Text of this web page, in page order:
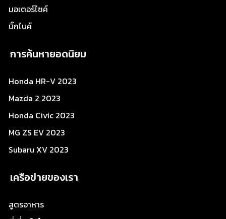
มอเตอร์ไซค์
บิ๊กไบค์
การค้นหายอดนิยม
Honda HR-V 2023
Mazda 2 2023
Honda Civic 2023
MG ZS EV 2023
Subaru XV 2023
เครือข่ายของเรา
สูตรอาหาร